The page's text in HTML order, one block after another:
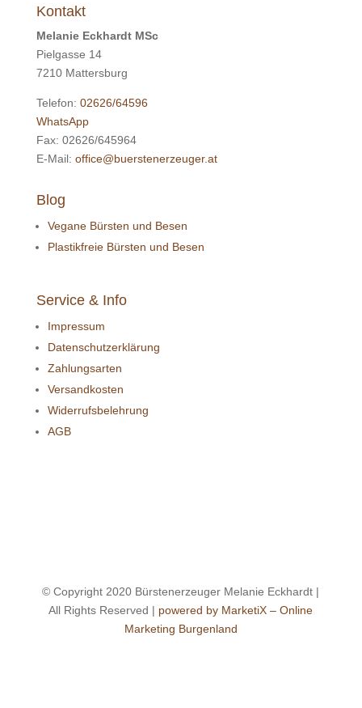
Kontakt
Melanie Eckhardt MSc
Pielgasse 14
7210 Mattersburg
Telefon: 02626/64596
WhatsApp
Fax: 02626/645964
E-Mail: office@buerstenerzeuger.at
Blog
Vegane Bürsten und Besen
Plastikfreie Bürsten und Besen
Service & Info
Impressum
Datenschutzerklärung
Zahlungsarten
Versandkosten
Widerrufsbelehrung
AGB
© Copyright 2020 Bürstenerzeuger Melanie Eckhardt |
All Rights Reserved | powered by MarketiX – Online
Marketing Burgenland